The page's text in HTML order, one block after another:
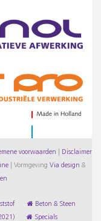
voorwaarden Disclaimer
Vormgeving Via design &
Beton & Steen
Specials